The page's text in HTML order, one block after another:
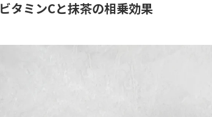
ビタミンCと抹茶の相乗効果